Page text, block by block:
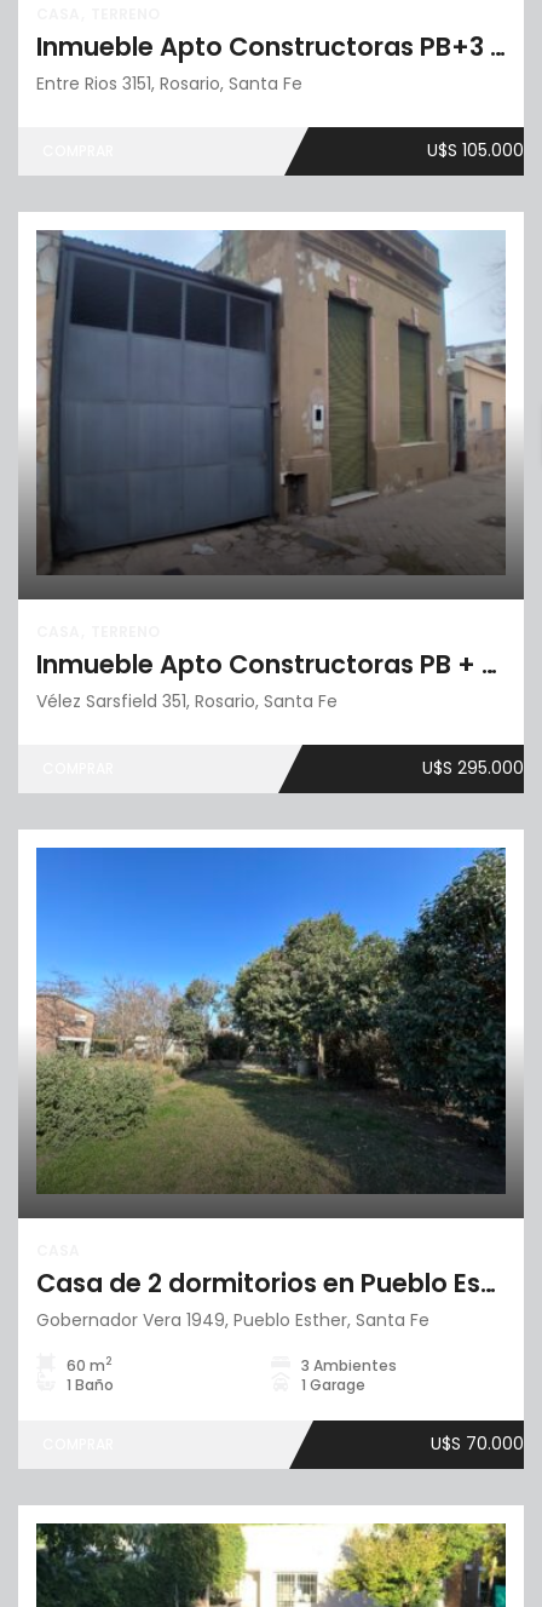
Inmueble Apto Constructoras PB+3 pisos
Entre Rios 3151, Rosario, Santa Fe
U$S 105.000
Inmueble Apto Constructoras PB + 6 pisos
Vélez Sarsfield 351, Rosario, Santa Fe
U$S 295.000
Casa de 2 dormitorios en Pueblo Esther
Gobernador Vera 1949, Pueblo Esther, Santa Fe
60 m2
3 Ambientes
1 Baño
1 Garage
U$S 70.000